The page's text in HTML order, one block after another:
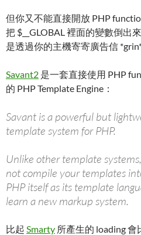
但你又不能直接開放 PHP
把 $__GLOBAL 裡面的變數倒出
是透過你的主機寄寄廣告信
Savant2 是一套直接使用 PHP
的 PHP Template Engine：
Savant is a powerful but
template system for PHP.
Unlike other template
not compile your templates
PHP itself as its template
learn a new markup system.
比起 Smarty 所產生的 loading 會